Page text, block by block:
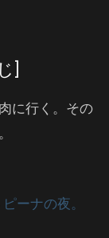
]
に行く。その
ーナの夜。